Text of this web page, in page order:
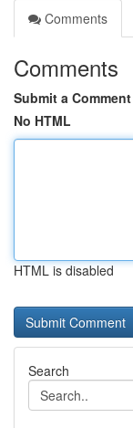
Comments
Comments
Submit a Comment
No HTML
HTML is disabled
Search